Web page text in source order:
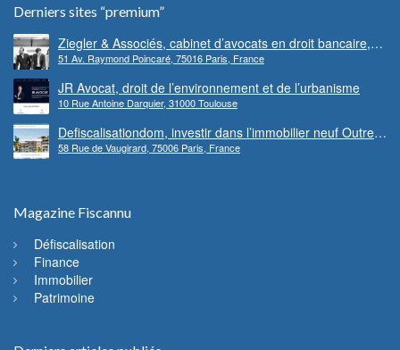
Derniers sites “premium”
Ziegler & Associés, cabinet d’avocats en droit bancaire,
cryptomonnaie et escroqueries financières
51 Av. Raymond Poincaré, 75016 Paris, France
JR Avocat, droit de l’environnement et de l’urbanisme
10 Rue Antoine Darquier, 31000 Toulouse
Defiscalisationdom, investir dans l’immobilier neuf Outre-
mer
58 Rue de Vaugirard, 75006 Paris, France
Magazine Fiscannu
Défiscalisation
Finance
Immobilier
Patrimoine